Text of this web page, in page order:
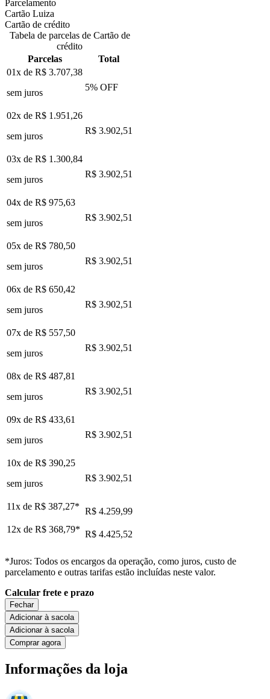
Parcelamento
Cartão Luiza
Cartão de crédito
Tabela de parcelas de Cartão de
crédito
Parcelas
Total
01x de R$ 3.707,38
sem juros
5% OFF
02x de R$ 1.951,26
sem juros
R$ 3.902,51
03x de R$ 1.300,84
sem juros
R$ 3.902,51
04x de R$ 975,63
sem juros
R$ 3.902,51
05x de R$ 780,50
sem juros
R$ 3.902,51
06x de R$ 650,42
sem juros
R$ 3.902,51
07x de R$ 557,50
sem juros
R$ 3.902,51
08x de R$ 487,81
sem juros
R$ 3.902,51
09x de R$ 433,61
sem juros
R$ 3.902,51
10x de R$ 390,25
sem juros
R$ 3.902,51
11x de R$ 387,27* R$ 4.259,99
12x de R$ 368,79* R$ 4.425,52
*Juros: Todos os encargos da operação, como juros, custo de
parcelamento e outras tarifas estão incluídas neste valor.
Calcular frete e prazo
Fechar
Adicionar à sacola
Adicionar à sacola
Comprar agora
Informações da loja